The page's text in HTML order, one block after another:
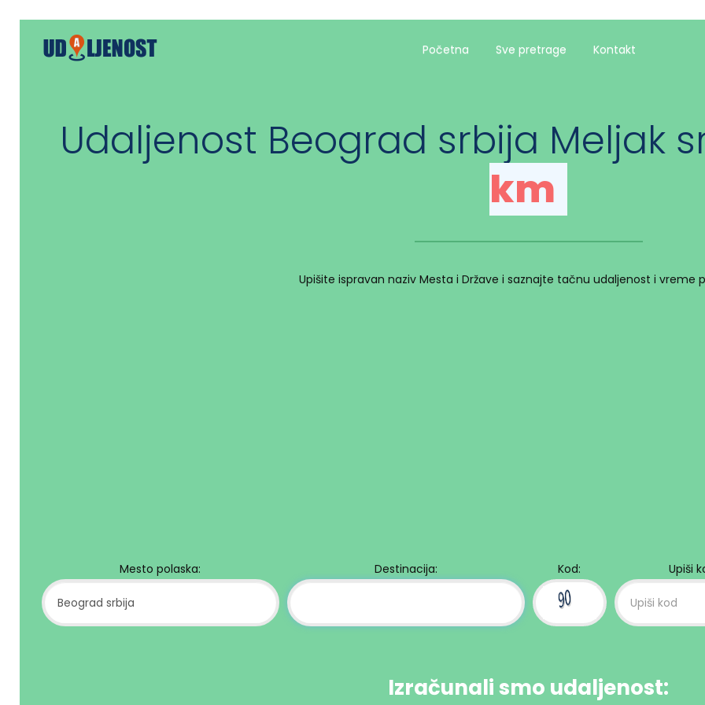
Početna Sve pretrage Kontakt
Udaljenost Beograd srbija Meljak
km
Upišite ispravan naziv Mesta i Države i saznajte tačnu udaljenost i vreme
Mesto polaska: Destinacija: Kod: Upiši
Izračunali smo udaljenost: